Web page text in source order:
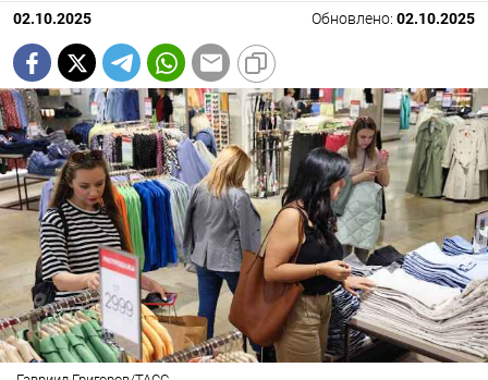
02.10.2025 Обновлено: 02.10.2025